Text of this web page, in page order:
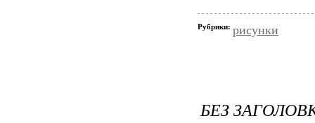
Рубрики: рисунки
БЕЗ